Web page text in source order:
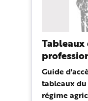
Tableaux
Guide
tableaux
régime